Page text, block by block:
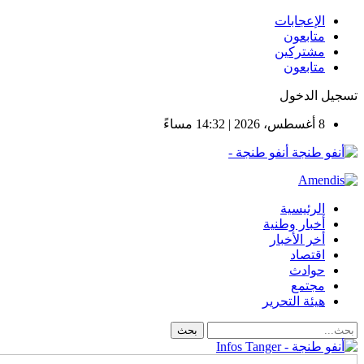
الإعجابات
متابعون
مشتركين
متابعون
تسجيل الدخول
8 أغسطس، 2026 | 14:32 مساءً
أنفو طنجة -
الرئيسية
أخبار وطنية
أخر الأخبار
اقتصاد
حوادث
مجتمع
هيئة التحرير